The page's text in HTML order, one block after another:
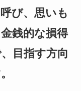
び、思いも
銭的な損得
目指す方向